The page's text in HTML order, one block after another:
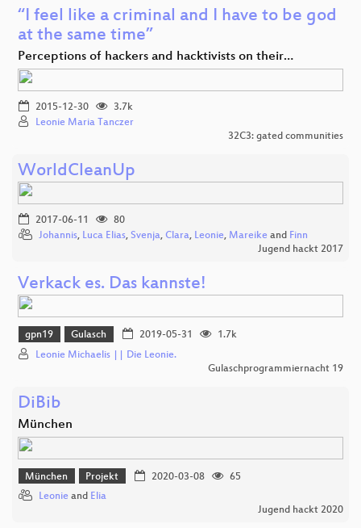
“I feel like a criminal and I have to be god
at the same time”
Perceptions of hackers and hacktivists on their…
2015-12-30
3.7k
Leonie Maria Tanczer
32C3: gated communities
WorldCleanUp
2017-06-11
80
Johannis, Luca Elias, Svenja, Clara, Leonie, Mareike and Finn
Jugend hackt 2017
Verkack es. Das kannste!
gpn19 Gulasch 2019-05-31
1.7k
Leonie Michaelis || Die Leonie.
Gulaschprogrammiernacht 19
DiBib
München
München Projekt 2020-03-08
65
Leonie and Elia
Jugend hackt 2020